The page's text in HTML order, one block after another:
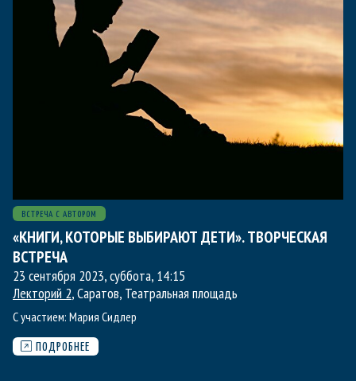
ВСТРЕЧА С АВТОРОМ
«КНИГИ, КОТОРЫЕ ВЫБИРАЮТ ДЕТИ». ТВОРЧЕСКАЯ
ВСТРЕЧА
23 сентября 2023, суббота, 14:15
Лекторий 2, Саратов, Театральная площадь
С участием: Мария Сидлер
ПОДРОБНЕЕ